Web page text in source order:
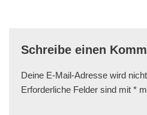
Schreibe einen
Deine E-Mail-Adresse wird
Erforderliche Felder sind mit *